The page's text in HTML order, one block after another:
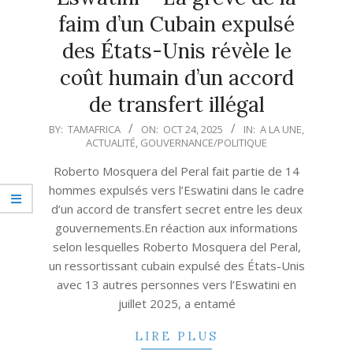
faim d’un Cubain expulsé
des États-Unis révèle le
coût humain d’un accord
de transfert illégal
2025-
24
BY: TAMAFRICA ON: OCT 24, 2025 IN: A LA UNE
ACTUALITÉ GOUVERNANCE/POLITIQUE
Roberto Mosquera del Peral fait partie de 14
hommes expulsés vers l’Eswatini dans le cadre
d’un accord de transfert secret entre les deux
gouvernements.En réaction aux informations
selon lesquelles Roberto Mosquera del Peral,
un ressortissant cubain expulsé des États-Unis
avec 13 autres personnes vers l’Eswatini en
juillet 2025, a entamé
LIRE PLUS